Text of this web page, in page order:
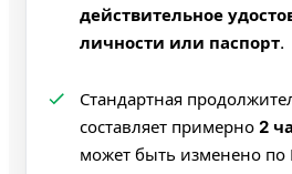
действительное
личности или паспорт.
Стандартная
составляет примерно 2
может быть изменено по